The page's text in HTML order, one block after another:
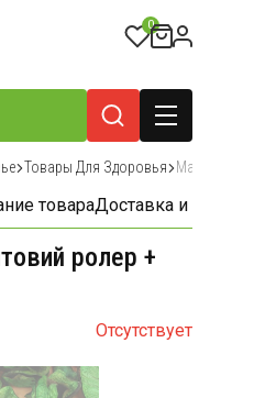
0
Товары Для Здоровья Массажеры
товараДоставка и оплата
ролер +
Отсутствует